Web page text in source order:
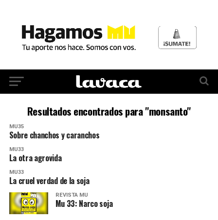
Resultados encontrados para "monsanto"
MU35
Sobre chanchos y caranchos
MU33
La otra agrovida
MU33
La cruel verdad de la soja
REVISTA MU
Mu 33: Narco soja